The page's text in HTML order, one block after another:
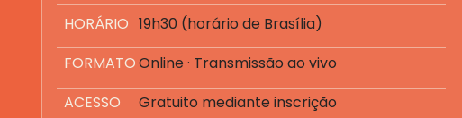
HORÁRIO
FORMATO
ACESSO
19h30 (horário de Brasília)
Online · Transmissão ao vivo
Gratuito mediante inscrição